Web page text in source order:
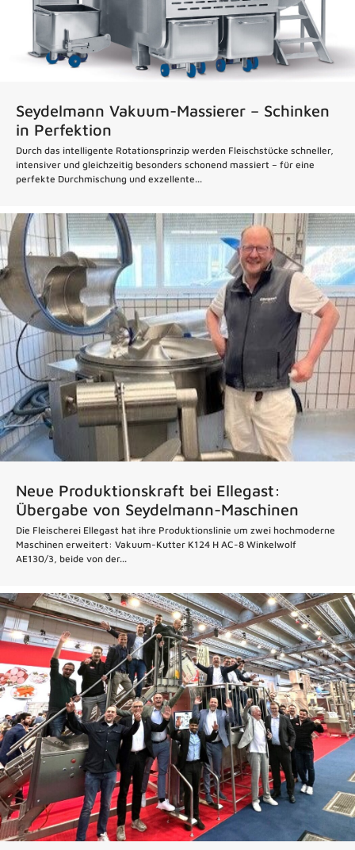
Seydelmann Vakuum-Massierer – Schinken
in Perfektion
Durch das intelligente Rotationsprinzip werden Fleischstücke schneller,
intensiver und gleichzeitig besonders schonend massiert – für eine
perfekte Durchmischung und exzellente...
Neue Produktionskraft bei Ellegast:
Übergabe von Seydelmann-Maschinen
Die Fleischerei Ellegast hat ihre Produktionslinie um zwei hochmoderne
Maschinen erweitert: Vakuum-Kutter K124 H AC-8 Winkelwolf
AE130/3, beide von der...